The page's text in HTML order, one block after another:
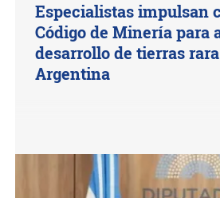
Especialistas impulsan
Código de Minería para
desarrollo de tierras
Argentina